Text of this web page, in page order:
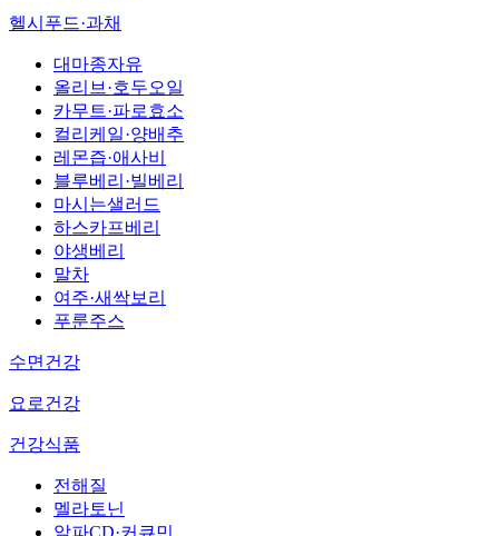
헬시푸드·과채
대마종자유
올리브·호두오일
카무트·파로효소
컬리케일·양배추
레몬즙·애사비
블루베리·빌베리
마시는샐러드
하스카프베리
야생베리
말차
여주·새싹보리
푸룬주스
수면건강
요로건강
건강식품
전해질
멜라토닌
알파CD·커큐민